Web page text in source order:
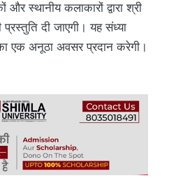
और स्थानीय कलाकारों द्वारा श्री
दी जाएगी। यह संध्या
एक अनूठा अवसर प्रदान करेगी।